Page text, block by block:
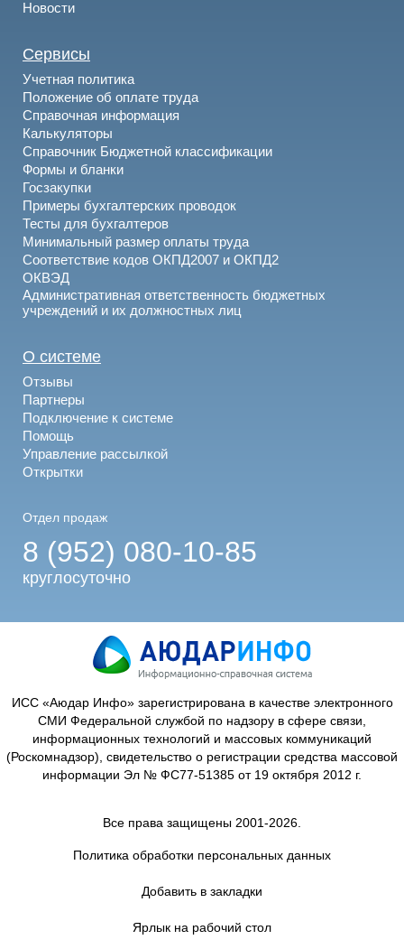
Новости
Сервисы
Учетная политика
Положение об оплате труда
Справочная информация
Калькуляторы
Справочник Бюджетной классификации
Формы и бланки
Госзакупки
Примеры бухгалтерских проводок
Тесты для бухгалтеров
Минимальный размер оплаты труда
Соответствие кодов ОКПД2007 и ОКПД2
ОКВЭД
Административная ответственность бюджетных
учреждений и их должностных лиц
О системе
Отзывы
Партнеры
Подключение к системе
Помощь
Управление рассылкой
Открытки
Отдел продаж
8 (952) 080-10-85
круглосуточно
ИСС «Аюдар Инфо» зарегистрирована в качестве электронного
СМИ Федеральной службой по надзору в сфере связи,
информационных технологий и массовых коммуникаций
(Роскомнадзор), свидетельство о регистрации средства массовой
информации Эл № ФС77-51385 от 19 октября 2012 г.
Все права защищены 2001-2026.
Политика обработки персональных данных
Добавить в закладки
Ярлык на рабочий стол